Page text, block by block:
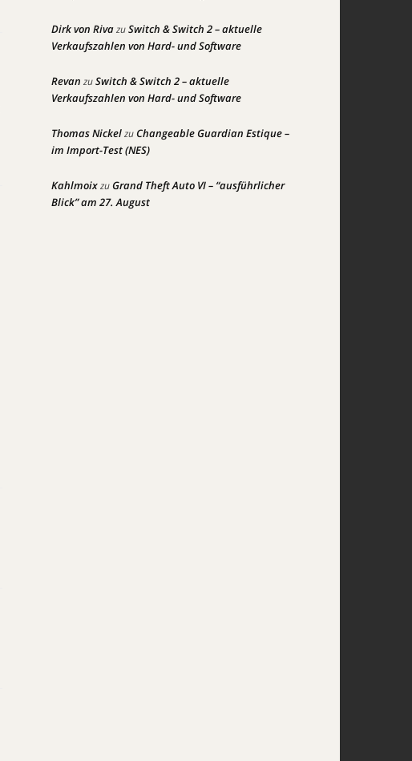
Dirk von RivazuSwitch & Switch 2 – aktuelle
Verkaufszahlen von Hard- und Software
Revan zuSwitch & Switch 2 – aktuelle
Verkaufszahlen von Hard- und Software
Thomas NickelzuChangeable Guardian Estique –
im Import-Test (NES)
KahlmoixzuGrand Theft Auto VI – “ausführlicher
Blick” am 27. August